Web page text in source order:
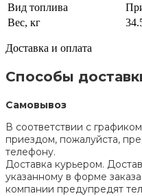
Вид топлива
Вес, кг
Доставка и оплата
Способы
Самовывоз
В соответствии с
приездом, пожалуйста,
телефону.
Доставка курьером.
указанному в форме
компании предупредят